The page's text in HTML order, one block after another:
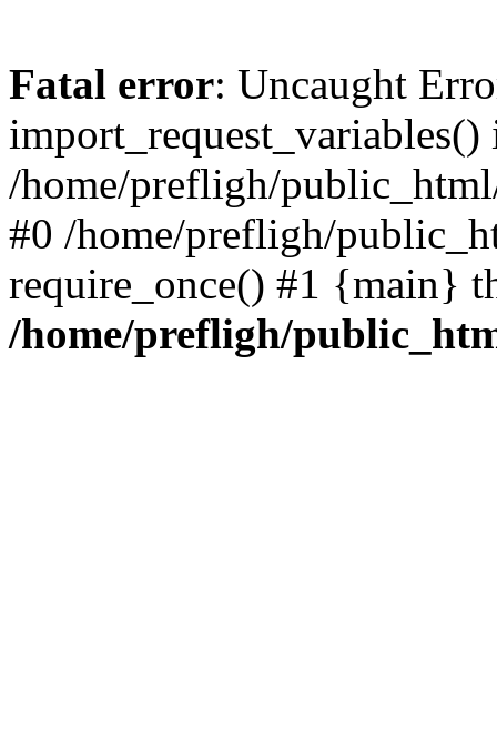
Fatal error: Uncaught
import_request_variables()
/home/prefligh/
#0 /home/prefligh/
require_once() #1 {main}
/home/prefligh/